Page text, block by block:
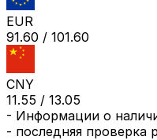
EUR
91.60 / 101.60
CNY
11.55 / 13.05
- Информации о
- последняя проверка